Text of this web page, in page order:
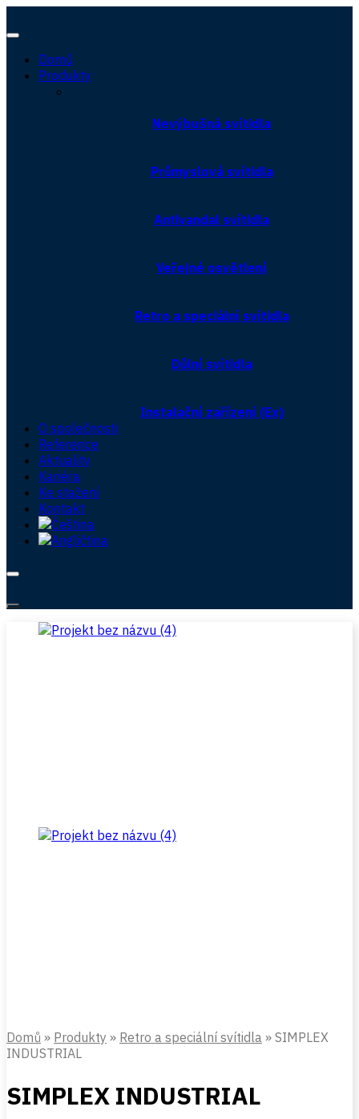
Domů
Produkty
Nevýbušná svítidla
Průmyslová svítidla
Antivandal svítidla
Veřejné osvětlení
Retro a speciální svítidla
Důlní svítidla
Instalační zařízení (Ex)
O společnosti
Reference
Aktuality
Kariéra
Ke stažení
Kontakt
Domů » Produkty » Retro a speciální svítidla » SIMPLEX
INDUSTRIAL
SIMPLEX INDUSTRIAL